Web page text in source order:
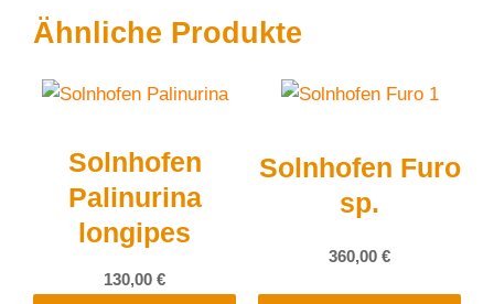
Ähnliche Produkte
Solnhofen
Palinurina
longipes
130,00 €
Solnhofen Furo
sp.
360,00 €